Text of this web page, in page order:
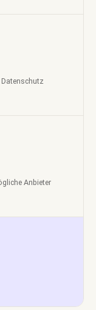
Datenschutz
Anbieter